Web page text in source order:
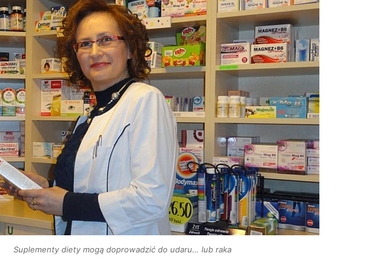
Suplementy diety mogą doprowadzić do udaru… lub raka